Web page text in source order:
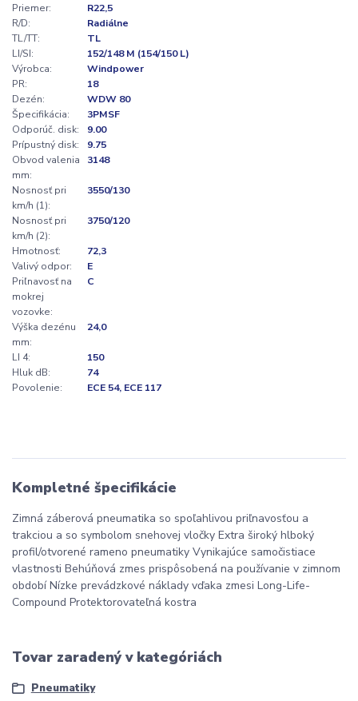
Priemer:
R22,5
R/D:
Radiálne
TL/TT:
TL
LI/SI:
152/148 M (154/150 L)
Výrobca:
Windpower
PR:
18
Dezén:
WDW 80
Špecifikácia:
3PMSF
Odporúč. disk:
9.00
Prípustný disk:
9.75
Obvod valenia
mm:
3148
Nosnosť pri
km/h (1):
3550/130
Nosnosť pri
km/h (2):
3750/120
Hmotnosť:
72,3
Valivý odpor:
E
Priľnavosť na
mokrej
vozovke:
C
Výška dezénu
mm:
24,0
LI 4:
150
Hluk dB:
74
Povolenie:
ECE 54, ECE 117
Kompletné špecifikácie
Zimná záberová pneumatika so spoľahlivou priľnavosťou a
trakciou a so symbolom snehovej vločky Extra široký hlboký
profil/otvorené rameno pneumatiky Vynikajúce samočistiace
vlastnosti Behúňová zmes prispôsobená na používanie v zimnom
období Nízke prevádzkové náklady vďaka zmesi Long-Life-
Compound Protektorovateľná kostra
Tovar zaradený v kategóriách
Pneumatiky